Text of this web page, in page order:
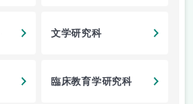
文学研究科
臨床教育学研究科